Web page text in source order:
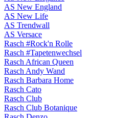
AS New England
AS New Life
AS Trendwall
AS Versace
Rasch #Rock'n Rolle
Rasch #Tapetenwechsel
Rasch African Queen
Rasch Andy Wand
Rasch Barbara Home
Rasch Cato
Rasch Club
Rasch Club Botanique